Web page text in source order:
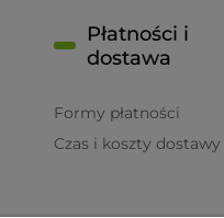
Płatności i
dostawa
Formy płatności
Czas i koszty dostawy